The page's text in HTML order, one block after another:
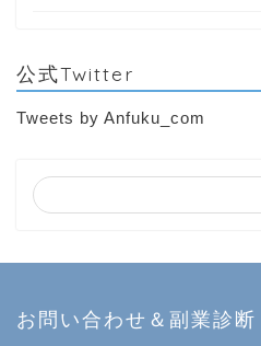
公式Twitter
Tweets by Anfuku_com
お問い合わせ＆副業診断